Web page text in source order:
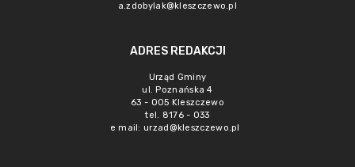
a.zdobylak@kleszczewo.pl
ADRES REDAKCJI
Urząd Gminy
ul. Poznańska 4
63 - 005 Kleszczewo
tel. 8176 - 033
e mail: urzad@kleszczewo.pl